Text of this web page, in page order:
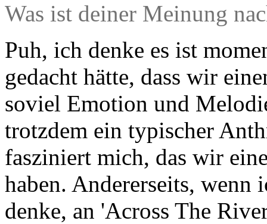
Was ist deiner Meinung
Puh, ich denke es ist
gedacht hätte, dass wir
soviel Emotion und
trotzdem ein typischer
fasziniert mich, das wir
haben. Andererseits, wenn
denke, an 'Across The